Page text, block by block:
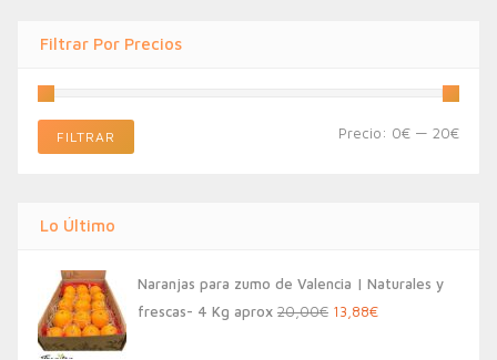
Filtrar Por Precios
FILTRAR Precio: 0€ — 20€
Lo Último
Naranjas para zumo de Valencia | Naturales y
frescas- 4 Kg aprox 20,00€ El
13,88€El